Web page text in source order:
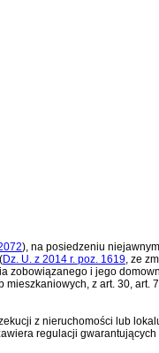
), na posiedzeniu
(Dz. U. z 2014 r. poz. 1619, ze
zobowiązanego i jego
mieszkaniowych, z art. 30, art.
z nieruchomości lub
regulacji